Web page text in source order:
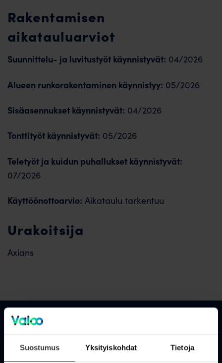
Suostumus Yksityiskohdat Tietoja
Rakentamisen
aikatauluarviot
Suunnittelu- ja luvitustyöt käynnistyvät: 04/2026
Alueen runkorakentaminen käynnistyy: 05/2026
Sisäasennukset käynnistyvät: 04/2026
Tonttityöt käynnistyvät: 05/2026
Teletyöt ja kuidun puhallukset käynnistyvät:
07/2026
Käyttöönottoarvio: Aikataulu tarkentuu
Urakoitsija
Axians
Asiakastuki